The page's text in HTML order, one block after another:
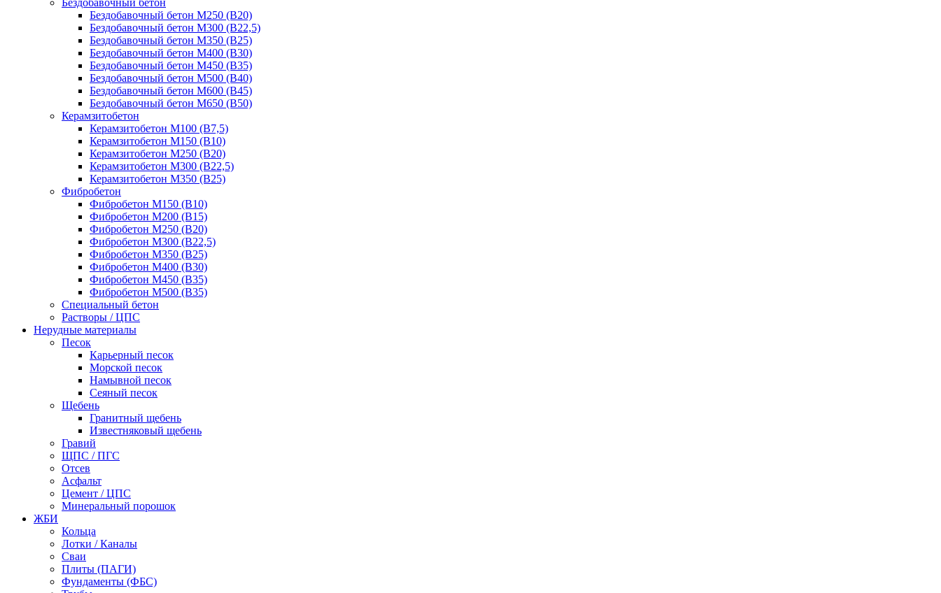
Бездобавочный бетон
Бездобавочный бетон М250 (B20)
Бездобавочный бетон М300 (B22,5)
Бездобавочный бетон М350 (B25)
Бездобавочный бетон М400 (B30)
Бездобавочный бетон М450 (B35)
Бездобавочный бетон М500 (B40)
Бездобавочный бетон М600 (B45)
Бездобавочный бетон М650 (B50)
Керамзитобетон
Керамзитобетон М100 (В7,5)
Керамзитобетон М150 (В10)
Керамзитобетон М250 (В20)
Керамзитобетон М300 (В22,5)
Керамзитобетон М350 (В25)
Фибробетон
Фибробетон М150 (B10)
Фибробетон М200 (B15)
Фибробетон М250 (B20)
Фибробетон М300 (В22,5)
Фибробетон М350 (В25)
Фибробетон М400 (В30)
Фибробетон М450 (В35)
Фибробетон М500 (В35)
Специальный бетон
Растворы / ЦПС
Нерудные материалы
Песок
Карьерный песок
Морской песок
Намывной песок
Сеяный песок
Щебень
Гранитный щебень
Известняковый щебень
Гравий
ЩПС / ПГС
Отсев
Асфальт
Цемент / ЦПС
Минеральный порошок
ЖБИ
Кольца
Лотки / Каналы
Сваи
Плиты (ПАГИ)
Фундаменты (ФБС)